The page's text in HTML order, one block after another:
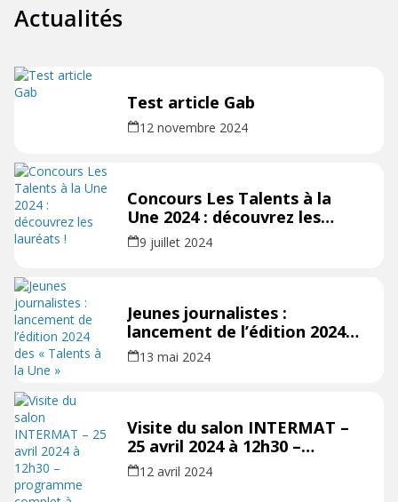
Actualités
Test article Gab
12 novembre 2024
Concours Les Talents à la
Une 2024 : découvrez les
lauréats !
9 juillet 2024
Jeunes journalistes :
lancement de l’édition 2024
des « Talents à la Une »
13 mai 2024
Visite du salon INTERMAT –
25 avril 2024 à 12h30 –
programme complet à
découvrir
12 avril 2024